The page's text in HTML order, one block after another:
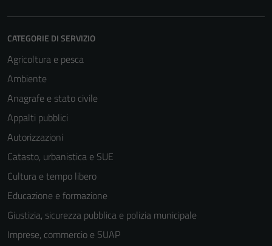
CATEGORIE DI SERVIZIO
Agricoltura e pesca
Ambiente
Anagrafe e stato civile
Appalti pubblici
Autorizzazioni
Catasto, urbanistica e SUE
Cultura e tempo libero
Educazione e formazione
Giustizia, sicurezza pubblica e polizia municipale
Imprese, commercio e SUAP